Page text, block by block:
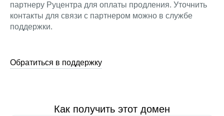
партнеру Руцентра для оплаты продления. Уточнить
контакты для связи с партнером можно в службе
поддержки.
Обратиться в поддержку
Как получить этот домен